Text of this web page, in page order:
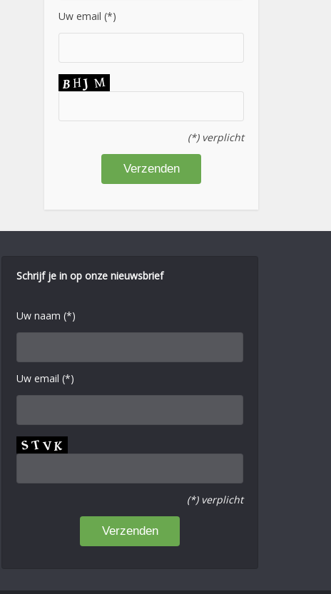
Uw email (*)
(*) verplicht
Schrijf je in op onze nieuwsbrief
Uw naam (*)
Uw email (*)
(*) verplicht